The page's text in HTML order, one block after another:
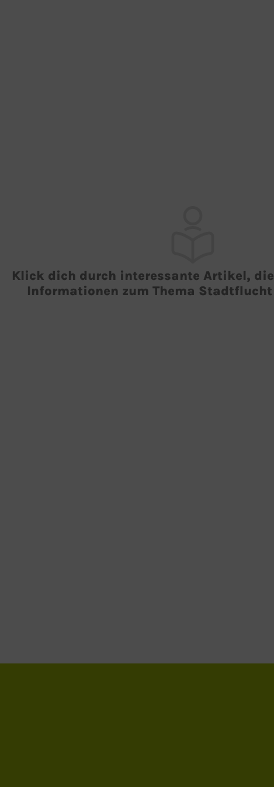
Klick dich durch interessante Artikel,
Informationen zum Thema